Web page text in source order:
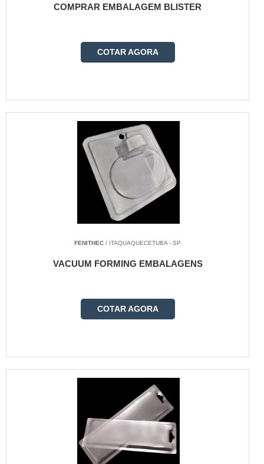
COMPRAR EMBALAGEM BLISTER
COTAR AGORA
FENITHEC / ITAQUAQUECETUBA - SP
VACUUM FORMING EMBALAGENS
COTAR AGORA